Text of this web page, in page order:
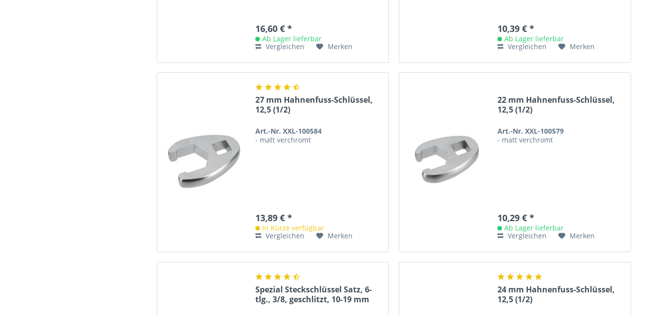
16,60 € *
Ab Lager lieferbar
Vergleichen
Merken
10,39 € *
Ab Lager lieferbar
Vergleichen
Merken
27 mm Hahnenfuss-Schlüssel,
12,5 (1/2)
Art.-Nr. XXL-100584
- matt verchromt
13,89 € *
In Kürze verfügbar
Vergleichen
Merken
22 mm Hahnenfuss-Schlüssel,
12,5 (1/2)
Art.-Nr. XXL-100579
- matt verchromt
10,29 € *
Ab Lager lieferbar
Vergleichen
Merken
Spezial Steckschlüssel Satz, 6-
tlg., 3/8, geschlitzt, 10-19 mm
24 mm Hahnenfuss-Schlüssel,
12,5 (1/2)